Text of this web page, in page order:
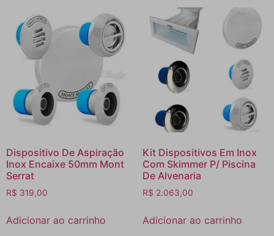
Dispositivo De Aspiração
Inox Encaixe 50mm Mont
Serrat
R$ 319,00
Adicionar ao carrinho
Kit Dispositivos Em Inox
Com Skimmer P/ Piscina
De Alvenaria
R$ 2.063,00
Adicionar ao carrinho